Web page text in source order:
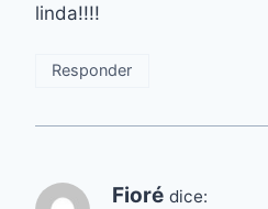
linda!!!!
Responder
Fioré dice: